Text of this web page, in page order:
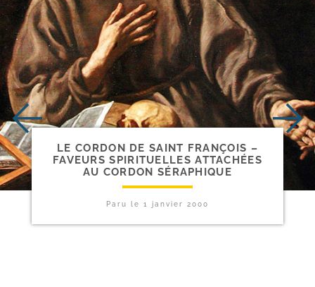
LE CORDON DE SAINT FRANÇOIS –
FAVEURS SPIRITUELLES ATTACHÉES
AU CORDON SÉRAPHIQUE
Paru le 1 janvier 2000